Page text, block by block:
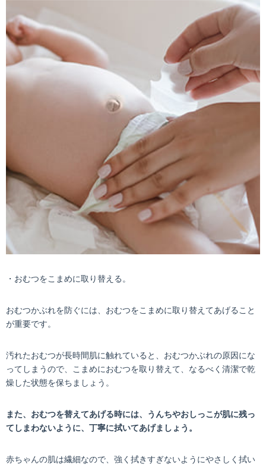
・おむつをこまめに取り替える。
おむつかぶれを防ぐには、おむつをこまめに取り替えてあげること
が重要です。
汚れたおむつが長時間肌に触れていると、おむつかぶれの原因にな
ってしまうので、こまめにおむつを取り替えて、なるべく清潔で乾
燥した状態を保ちましょう。
また、おむつを替えてあげる時には、うんちやおしっこが肌に残っ
てしまわないように、丁寧に拭いてあげましょう。
赤ちゃんの肌は繊細なので、強く拭きすぎないようにやさしく拭い